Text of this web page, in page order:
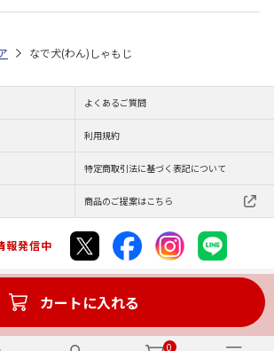
0
カートに入れる
なで犬(わん)しゃもじ
よくあるご質問
利用規約
特定商取引法に基づく表記について
商品のご提案はこちら
報発信中